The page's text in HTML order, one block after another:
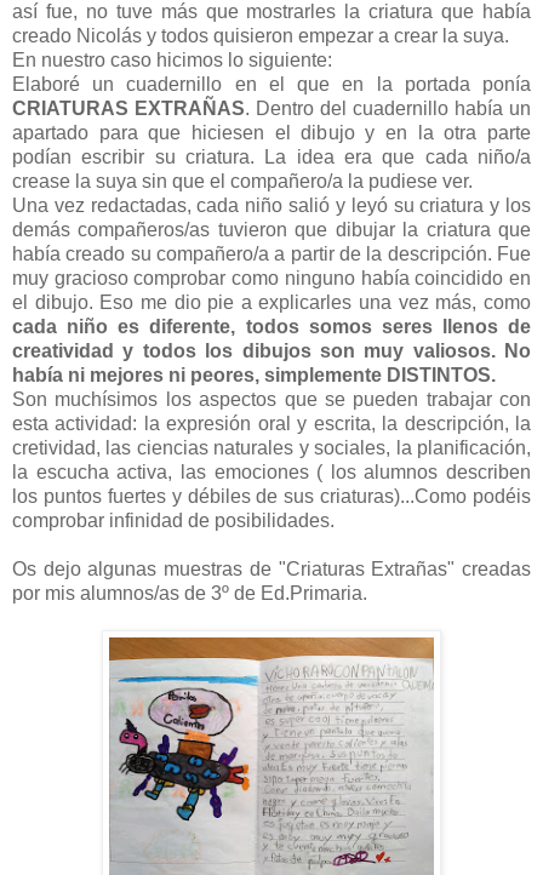
así fue, no tuve más que mostrarles la criatura que había
creado Nicolás y todos quisieron empezar a crear la suya.
En nuestro caso hicimos lo siguiente:
Elaboré un cuadernillo en el que en la portada ponía
CRIATURAS EXTRAÑAS. Dentro del cuadernillo había un
apartado para que hiciesen el dibujo y en la otra parte
podían escribir su criatura. La idea era que cada niño/a
crease la suya sin que el compañero/a la pudiese ver.
Una vez redactadas, cada niño salió y leyó su criatura y los
demás compañeros/as tuvieron que dibujar la criatura que
había creado su compañero/a a partir de la descripción. Fue
muy gracioso comprobar como ninguno había coincidido en
el dibujo. Eso me dio pie a explicarles una vez más, como
cada niño es diferente, todos somos seres llenos de
creatividad y todos los dibujos son muy valiosos. No
había ni mejores ni peores, simplemente DISTINTOS.
Son muchísimos los aspectos que se pueden trabajar con
esta actividad: la expresión oral y escrita, la descripción, la
cretividad, las ciencias naturales y sociales, la planificación,
la escucha activa, las emociones ( los alumnos describen
los puntos fuertes y débiles de sus criaturas)...Como podéis
comprobar infinidad de posibilidades.
Os dejo algunas muestras de "Criaturas Extrañas" creadas
por mis alumnos/as de 3º de Ed.Primaria.